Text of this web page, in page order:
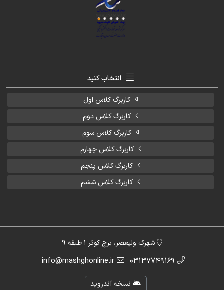
انتخاب کنید
کاربرگ کلاس اول
کاربرگ کلاس دوم
کاربرگ کلاس سوم
کاربرگ کلاس چهارم
کاربرگ کلاس پنجم
کاربرگ کلاس ششم
شهرک ولیعصر، برج کوثر 1 طبقه 9
03137749169
info@mashghonline.ir
نسخه آندروید